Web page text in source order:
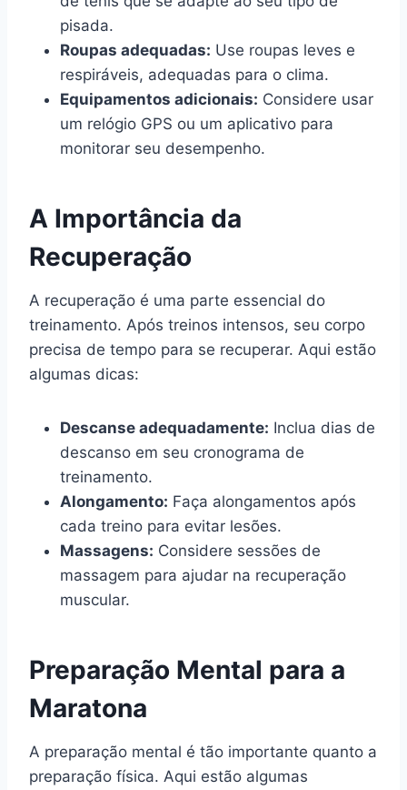
pisada.
Roupas adequadas: Use roupas leves e
respiráveis, adequadas para o clima.
Equipamentos adicionais: Considere usar
um relógio GPS ou um aplicativo para
monitorar seu desempenho.
A Importância da
Recuperação
A recuperação é uma parte essencial do
treinamento. Após treinos intensos, seu corpo
precisa de tempo para se recuperar. Aqui estão
algumas dicas:
Descanse adequadamente: Inclua dias de
descanso em seu cronograma de
treinamento.
Alongamento: Faça alongamentos após
cada treino para evitar lesões.
Massagens: Considere sessões de
massagem para ajudar na recuperação
muscular.
Preparação Mental para a
Maratona
A preparação mental é tão importante quanto a
preparação física. Aqui estão algumas